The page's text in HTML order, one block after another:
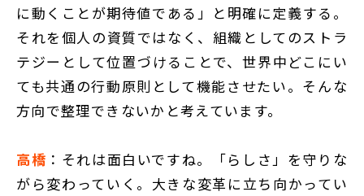
に動くことが期待値である」と明確に定義する。
それを個人の資質ではなく、組織としてのストラ
テジーとして位置づけることで、世界中どこにい
ても共通の行動原則として機能させたい。そんな
方向で整理できないかと考えています。
高橋 ：それは面白いですね。「らしさ」を守りな
がら変わっていく。大きな変革に立ち向かってい